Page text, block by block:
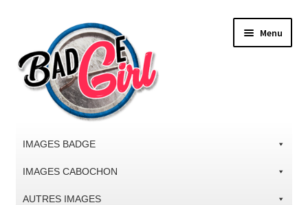
la
navigation
contenu
Menu
IMAGES BADGE
IMAGES CABOCHON
AUTRES IMAGES